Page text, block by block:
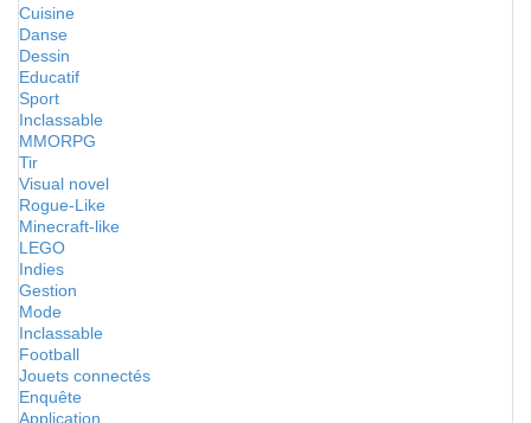
Cuisine
Danse
Dessin
Educatif
Sport
Inclassable
MMORPG
Tir
Visual novel
Rogue-Like
Minecraft-like
LEGO
Indies
Gestion
Mode
Inclassable
Football
Jouets connectés
Enquête
Application